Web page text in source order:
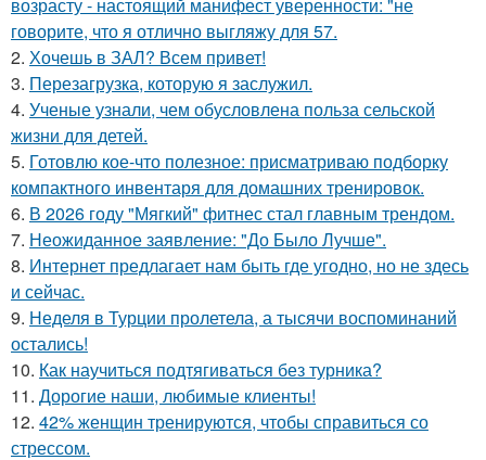
говорите, что я отлично выгляжу для 57.
2. Хочешь в ЗАЛ? Всем привет!
3. Перезагрузка, которую я заслужил.
4. Ученые узнали, чем обусловлена польза сельской
жизни для детей.
5. Готовлю кое-что полезное: присматриваю подборку
компактного инвентаря для домашних тренировок.
6. В 2026 году "Мягкий" фитнес стал главным трендом.
7. Неожиданное заявление: "До Было Лучше".
8. Интернет предлагает нам быть где угодно, но не здесь
и сейчас.
9. Неделя в Турции пролетела, а тысячи воспоминаний
остались!
10. Как научиться подтягиваться без турника?
11. Дорогие наши, любимые клиенты!
12. 42% женщин тренируются, чтобы справиться со
стрессом.